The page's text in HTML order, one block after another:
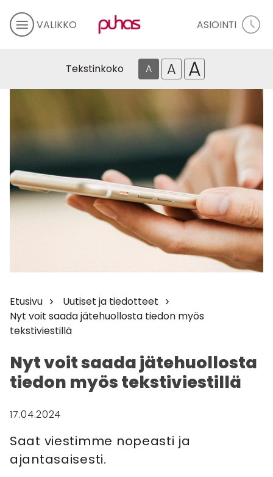
VALIKKO ASIOINTI
Tekstinkoko A A A
Etusivu
Uutiset ja tiedotteet
Nyt voit saada jätehuollosta tiedon myös
tekstiviestillä
Nyt voit saada jätehuollosta
tiedon myös tekstiviestillä
17.04.2024
Saat viestimme nopeasti ja
ajantasaisesti.